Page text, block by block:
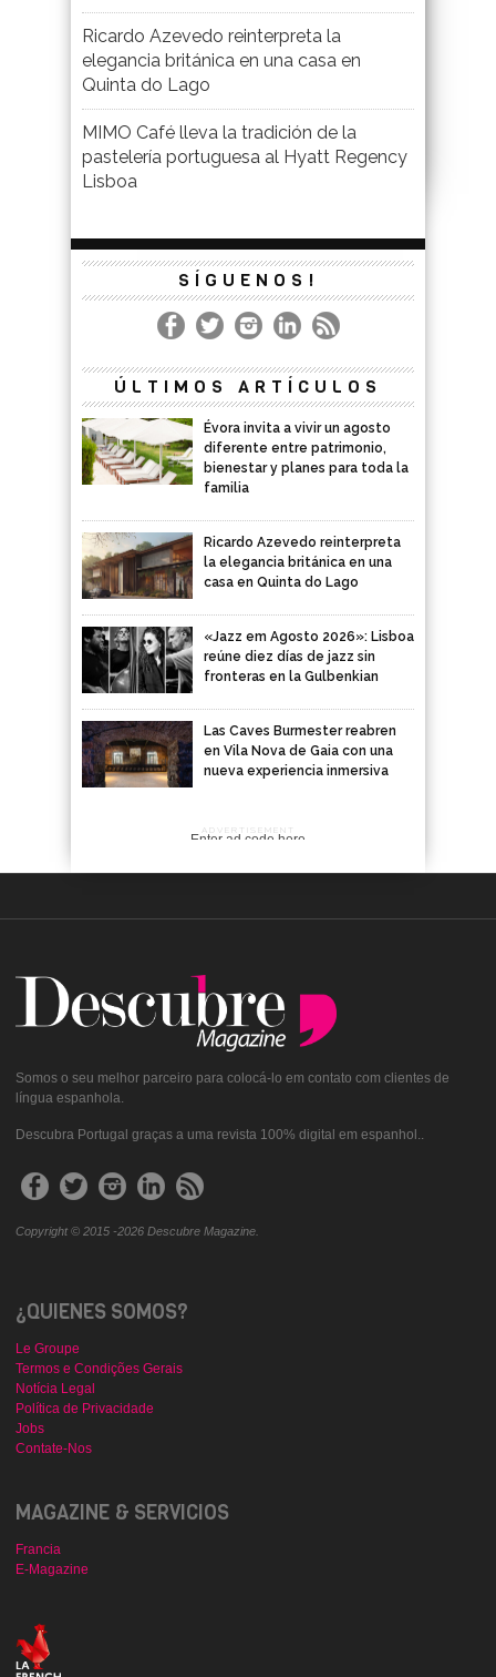
Ricardo Azevedo reinterpreta la
elegancia británica en una casa en
Quinta do Lago
MIMO Café lleva la tradición de la
pastelería portuguesa al Hyatt Regency
Lisboa
SÍGUENOS!
ÚLTIMOS ARTÍCULOS
Évora invita a vivir un agosto
diferente entre patrimonio,
bienestar y planes para toda la
familia
Ricardo Azevedo reinterpreta
la elegancia británica en una
casa en Quinta do Lago
«Jazz em Agosto 2026»: Lisboa
reúne diez días de jazz sin
fronteras en la Gulbenkian
Las Caves Burmester reabren
en Vila Nova de Gaia con una
nueva experiencia inmersiva
ADVERTISEMENT
Enter ad code here
Somos o seu melhor parceiro para colocá-lo em contato com clientes de
língua espanhola.
Descubra Portugal graças a uma revista 100% digital em espanhol..
Copyright © 2015 -2026 Descubre Magazine.
¿QUIENES SOMOS?
Le Groupe
Termos e Condições Gerais
Notícia Legal
Política de Privacidade
Jobs
Contate-Nos
MAGAZINE & SERVICIOS
Francia
E-Magazine